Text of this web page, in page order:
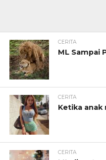
CERITA
ML Sampai
CERITA
Ketika anak
CERITA